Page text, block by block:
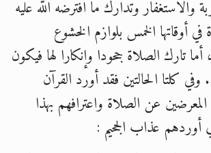
هذا المقال في أهمية عيد
والاستغفار وتدارك ما افترضه الله عليه
أوقاتها الخمس بلوازم الخشوع
تارك الصلاة جحودا وإنكارا لها فيكون
وفي كلتا الحالتين فقد أورد القرآن
عن الصلاة واعترافهم بهذا
أوردهم عذاب الجحيم :